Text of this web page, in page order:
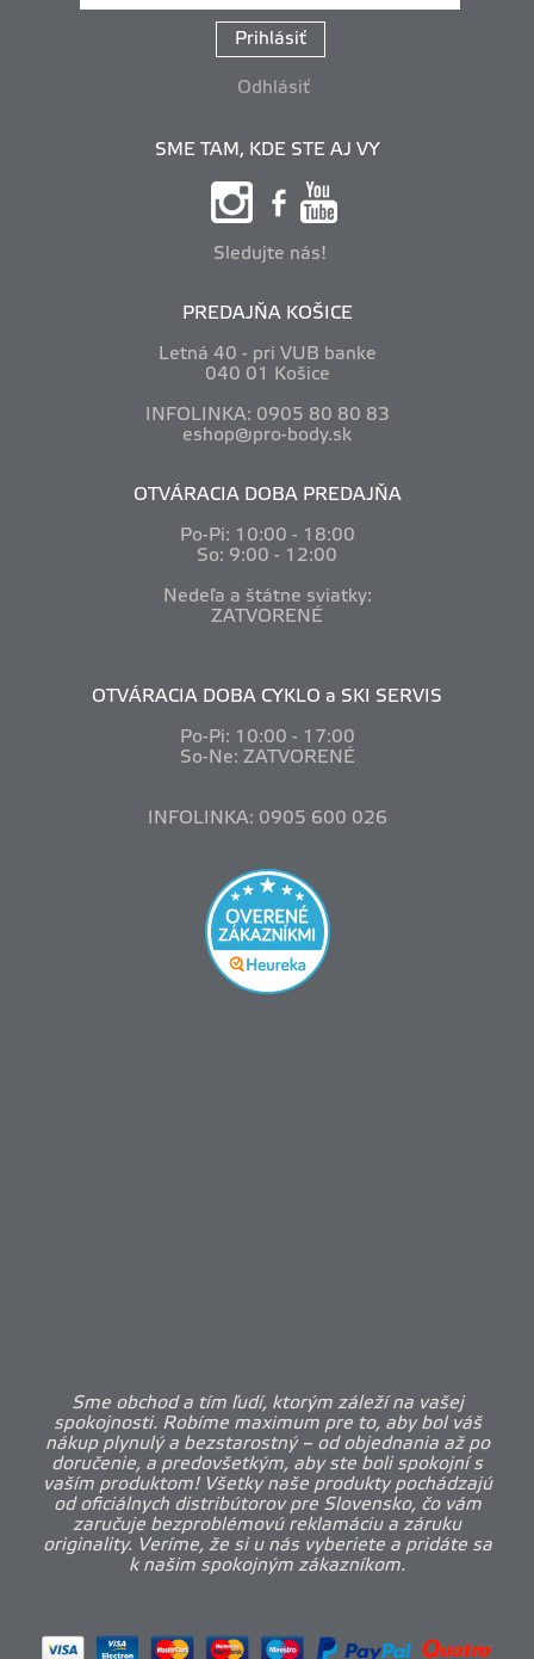
Prihlásiť
Odhlásiť
SME TAM, KDE STE AJ VY
Sledujte nás!
PREDAJŇA KOŠICE
Letná 40 - pri VUB banke
040 01 Košice
INFOLINKA: 0905 80 80 83
eshop@pro-body.sk
OTVÁRACIA DOBA PREDAJŇA
Po-Pi: 10:00 - 18:00
So: 9:00 - 12:00
Nedeľa a štátne sviatky:
ZATVORENÉ
OTVÁRACIA DOBA CYKLO a SKI SERVIS
Po-Pi: 10:00 - 17:00
So-Ne: ZATVORENÉ
INFOLINKA: 0905 600 026
Sme obchod a tím ľudí, ktorým záleží na vašej
spokojnosti. Robíme maximum pre to, aby bol váš
nákup plynulý a bezstarostný – od objednania až po
doručenie, a predovšetkým, aby ste boli spokojní s
vaším produktom! Všetky naše produkty pochádzajú
od oficiálnych distribútorov pre Slovensko, čo vám
zaručuje bezproblémovú reklamáciu a záruku
originality. Veríme, že si u nás vyberiete a pridáte sa
k našim spokojným zákazníkom.